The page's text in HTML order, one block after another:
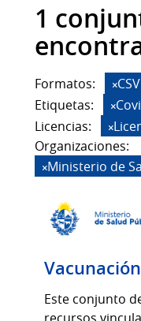
1
Formatos: CSV
Etiquetas:
Licencias:
Organizaciones:
Ministerio de
Este conjunto